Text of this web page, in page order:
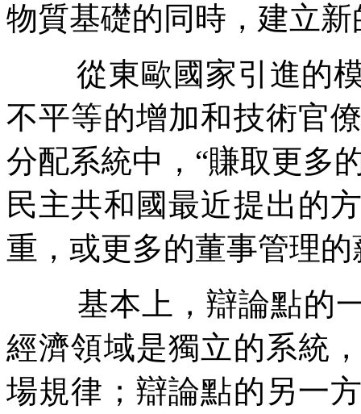
物質基礎的同時，建立
從東歐國家引進的
不平等的增加和技術官
分配系統中， “賺取更多
民主共和國最近提出的
重，或更多的董事管理的
基本上，辯論點的
經濟領域是獨立的系統
場規律；辯論點的另一